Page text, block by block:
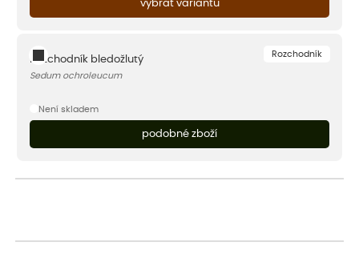
vybrat variantu
Rozchodník
Rozchodník bledožlutý
Sedum ochroleucum
Není skladem
podobné zboží